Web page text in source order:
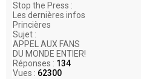
Stop the Press :
Les dernières infos
Princières
Sujet :
APPEL AUX FANS
DU MONDE ENTIER!
Réponses : 134
Vues : 62300